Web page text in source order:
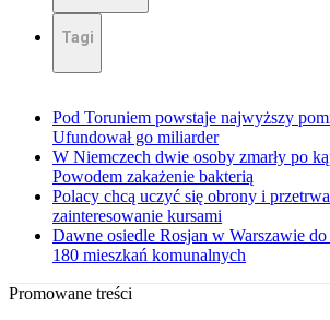
Tagi
Pod Toruniem powstaje najwyższy
Ufundował go miliarder
W Niemczech dwie osoby zmarły po
Powodem zakażenie bakterią
Polacy chcą uczyć się obrony i
zainteresowanie kursami
Dawne osiedle Rosjan w Warszawie
180 mieszkań komunalnych
Promowane treści